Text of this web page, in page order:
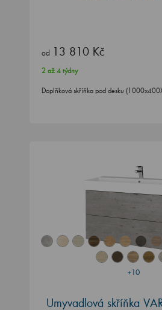
od 13 810 Kč
2 až 4 týdny
Doplňková skříňka pod desku
+10
Umyvadlová skříňka